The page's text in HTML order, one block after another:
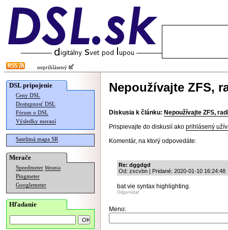
neprihlásený
DSL pripojenie
Ceny DSL
Dostupnosť DSL
Fórum o DSL
Výsledky meraní
Satelitná mapa SR
Merače
Speedmeter Merania
Pingmeter
Googlemeter
Hľadanie
Nepoužívajte ZFS,
Diskusia k článku: Nepoužívajte ZFS,
Prispievajte do diskusií ako prihlásený
Komentár, na ktorý odpovedáte:
Re: dggdgd
Od: zxcvbn | Pridané: 2020-01-10 16:24:48
bat vie syntax highlighting.
Odpovedať
Meno: